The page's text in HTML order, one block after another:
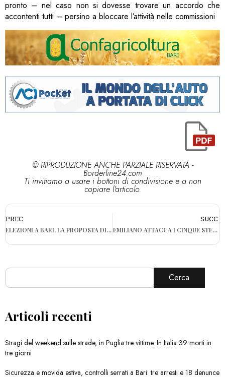
pronto – nel caso non si dovesse trovare un accordo che
accontenti tutti – persino a bloccare l’attività nelle commissioni
© RIPRODUZIONE ANCHE PARZIALE RISERVATA -
Borderline24.com
Ti invitiamo a usare i bottoni di condivisione e a non
copiare l'articolo.
PREC.
ELEZIONI A BARI, LA PROPOSTA DI DI RELLA: “IL FRONTE ANTI – DECARO SI UNISCA PER SCONFIGGERLO AL PRIMO TURNO”
SUCC.
EMILIANO ATTACCA I CINQUE STELLE SU TAP E ILVA: “RITIRATA INDEGNA SU TEMI AMBIENTALI”
Cerca
Articoli recenti
Stragi del weekend sulle strade, in Puglia tre vittime. In Italia 39 morti in
tre giorni
Sicurezza e movida estiva, controlli serrati a Bari: tre arresti e 18 denunce